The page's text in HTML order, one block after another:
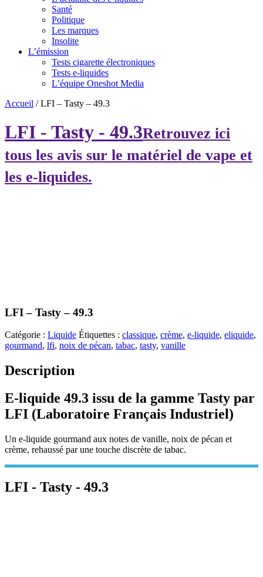
Santé
Politique
Les marques
Insolite
L’émission
Tests cigarette électroniques
Tests e-liquides
L’équipe Oneshot Media
Accueil /LFI – Tasty – 49.3
LFI - Tasty - 49.3Retrouvez ici
tous les avis sur le matériel de vape et
les e-liquides.
LFI – Tasty – 49.3
Catégorie : Liquide Étiquettes : classique, crème, e-liquide, eliquide,
gourmand, lfi, noix de pécan, tabac, tasty, vanille
Description
E-liquide 49.3 issu de la gamme Tasty par
LFI (Laboratoire Français Industriel)
Un e-liquide gourmand aux notes de vanille, noix de pécan et
crème, rehaussé par une touche discrète de tabac.
LFI - Tasty - 49.3